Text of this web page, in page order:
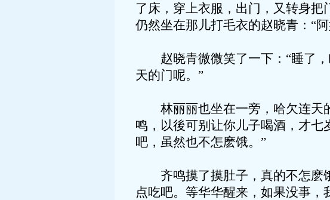
了床，穿上衣服，出门，又转身
仍然坐在那儿打毛衣的赵晓青：“
赵晓青微微笑了一下：“睡了，
天的门呢。”
林丽丽也坐在一旁，哈欠连天
鸣，以後可别让你儿子喝酒，才
吧，虽然也不怎麽饿。”
齐鸣摸了摸肚子，真的不怎麽
点吃吧。等华华醒来，如果没事